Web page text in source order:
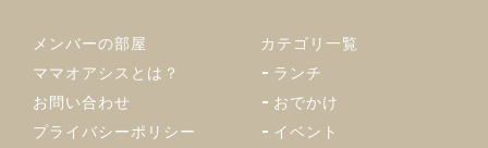
メンバーの部屋
ママオアシスとは？
お問い合わせ
プライバシーポリシー
カテゴリ一覧
ランチ
おでかけ
イベント